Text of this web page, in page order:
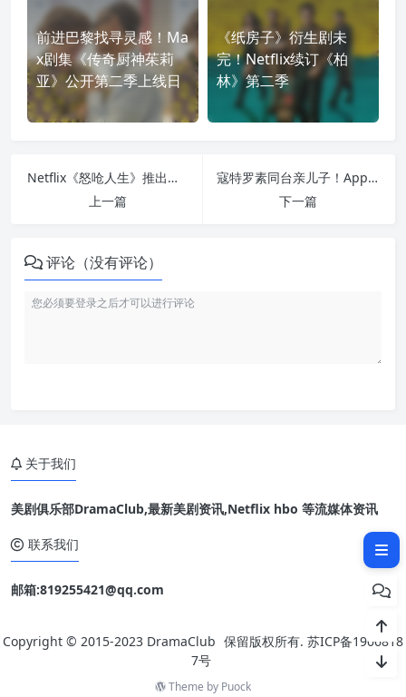
前进巴黎找寻灵感！Ma
x剧集《传奇厨神茱莉
亚》公开第二季上线日
《纸房子》衍生剧未
完！Netflix续订《柏
林》第二季
Netflix《怒呛人生》推出第二季？主创曝最初选集式影集提案
上一篇
寇特罗素同台亲儿子！Apple TV+ 怪兽宇宙剧集《帝王计划：怪兽遗产》首曝剧照
下一篇
评论（没有评论）
关于我们
美剧俱乐部DramaClub,最新美剧资讯,Netflix hbo 等流媒体资讯
联系我们
邮箱:819255421@qq.com
Copyright © 2015-2023 DramaClub 保留版权所有. 苏ICP备1906818
7号
Theme by Puock